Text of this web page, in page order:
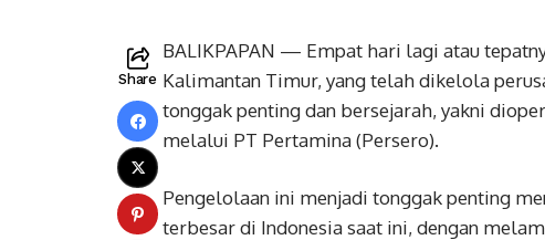
Share
BALIKPAPAN — Empat hari lagi atau
Kalimantan Timur, yang telah dikelola
tonggak penting dan bersejarah, yakni
melalui PT Pertamina (Persero).
Pengelolaan ini menjadi tonggak penting
terbesar di Indonesia saat ini, dengan